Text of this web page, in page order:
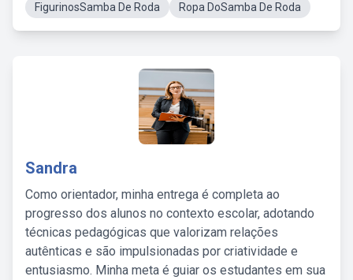
FigurinosSamba De Roda
Ropa DoSamba De Roda
Sandra
Como orientador, minha entrega é completa ao
progresso dos alunos no contexto escolar, adotando
técnicas pedagógicas que valorizam relações
autênticas e são impulsionadas por criatividade e
entusiasmo. Minha meta é guiar os estudantes em sua